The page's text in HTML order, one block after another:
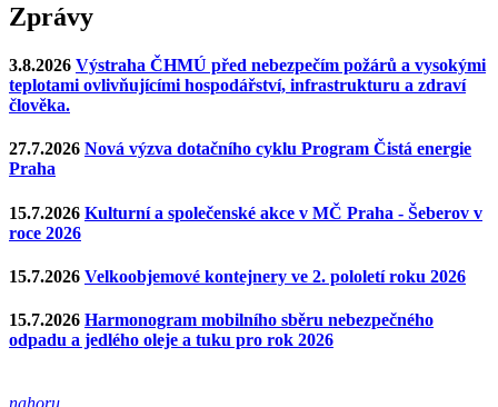
Zprávy
3.8.2026 Výstraha ČHMÚ před nebezpečím požárů a vysokými
teplotami ovlivňujícími hospodářství, infrastrukturu a zdraví
člověka.
27.7.2026 Nová výzva dotačního cyklu Program Čistá energie
Praha
15.7.2026 Kulturní a společenské akce v MČ Praha - Šeberov v
roce 2026
15.7.2026 Velkoobjemové kontejnery ve 2. pololetí roku 2026
15.7.2026 Harmonogram mobilního sběru nebezpečného
odpadu a jedlého oleje a tuku pro rok 2026